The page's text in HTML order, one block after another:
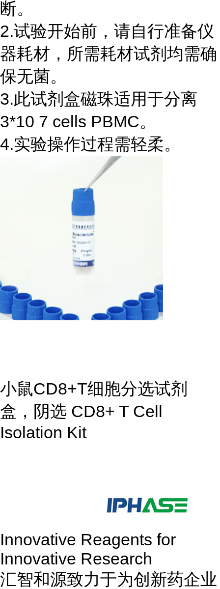
断。
2.试验开始前，请自行准备仪
器耗材，所需耗材试剂均需确
保无菌。
3.此试剂盒磁珠适用于分离
3*10 7 cells PBMC。
4.实验操作过程需轻柔。
小鼠CD8+T细胞分选试剂
盒，阴选 CD8+ T Cell
Isolation Kit
Innovative Reagents for
Innovative Research
汇智和源致力于为创新药企业